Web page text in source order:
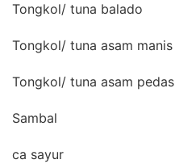
Tongkol/ tuna balado
Tongkol/ tuna asam manis
Tongkol/ tuna asam pedas
Sambal
ca sayur